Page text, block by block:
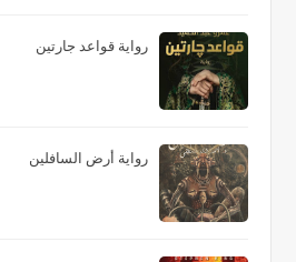
رواية قواعد جارتين
رواية أرض السافلين